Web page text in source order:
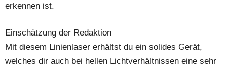
erkennen ist.
Einschätzung der Redaktion
Mit diesem Linienlaser erhältst du ein solides Gerät,
welches dir auch bei hellen Lichtverhältnissen eine sehr